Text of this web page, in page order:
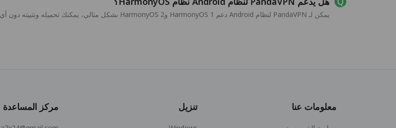
يمكن لـ PandaVPN لنظام Android دعم HarmonyOS 1 وHarmonyOS 2 بشكل مثالي، يمكنك تحميله وتثبيته دون أي قلق.
معلومات عنا تنزيل مركز المساعدة